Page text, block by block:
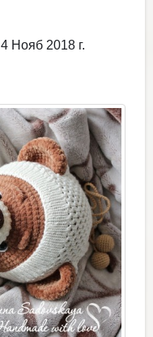
4 Нояб 2018 г.